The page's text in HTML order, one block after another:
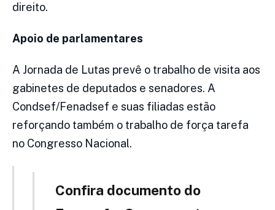
direito.
Apoio de parlamentares
A Jornada de Lutas prevê o trabalho de visita aos
gabinetes de deputados e senadores. A
Condsef/Fenadsef e suas filiadas estão
reforçando também o trabalho de força tarefa
no Congresso Nacional.
Confira documento do